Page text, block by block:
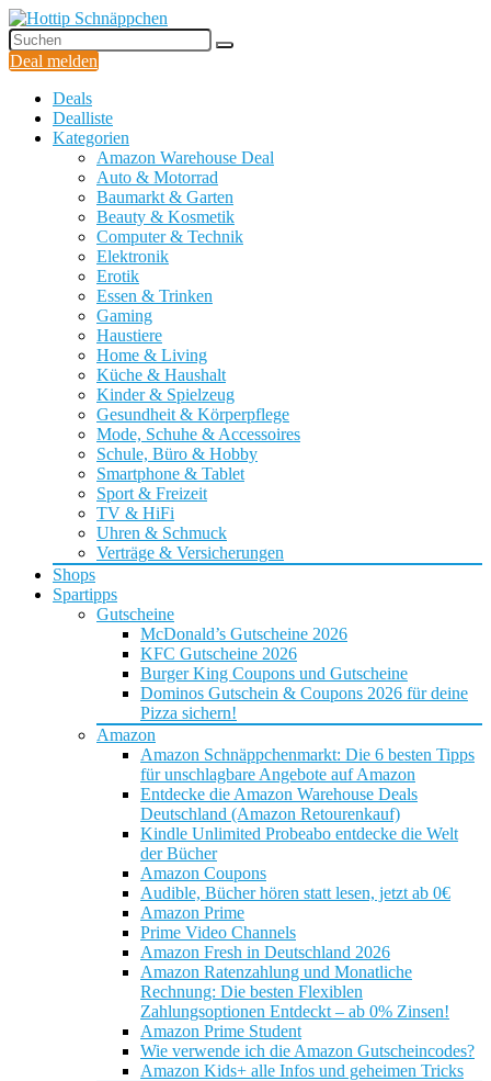
Deal melden
Deals
Dealliste
Kategorien
Amazon Warehouse Deal
Auto & Motorrad
Baumarkt & Garten
Beauty & Kosmetik
Computer & Technik
Elektronik
Erotik
Essen & Trinken
Gaming
Haustiere
Home & Living
Küche & Haushalt
Kinder & Spielzeug
Gesundheit & Körperpflege
Mode, Schuhe & Accessoires
Schule, Büro & Hobby
Smartphone & Tablet
Sport & Freizeit
TV & HiFi
Uhren & Schmuck
Verträge & Versicherungen
Shops
Spartipps
Gutscheine
McDonald’s Gutscheine 2026
KFC Gutscheine 2026
Burger King Coupons und Gutscheine
Dominos Gutschein & Coupons 2026 für deine
Pizza sichern!
Amazon
Amazon Schnäppchenmarkt: Die 6 besten Tipps
für unschlagbare Angebote auf Amazon
Entdecke die Amazon Warehouse Deals
Deutschland (Amazon Retourenkauf)
Kindle Unlimited Probeabo entdecke die Welt
der Bücher
Amazon Coupons
Audible, Bücher hören statt lesen, jetzt ab 0€
Amazon Prime
Prime Video Channels
Amazon Fresh in Deutschland 2026
Amazon Ratenzahlung und Monatliche
Rechnung: Die besten Flexiblen
Zahlungsoptionen Entdeckt – ab 0% Zinsen!
Amazon Prime Student
Wie verwende ich die Amazon Gutscheincodes?
Amazon Kids+ alle Infos und geheimen Tricks